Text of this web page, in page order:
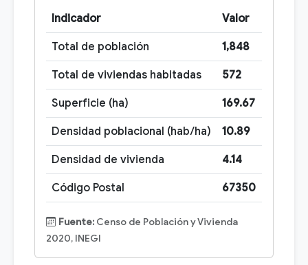
Indicador Valor
Total de población 1,848
Total de viviendas habitadas 572
Superficie (ha) 169.67
Densidad poblacional (hab/ha) 10.89
Densidad de vivienda 4.14
Código Postal 67350
Fuente: Censo de Población y Vivienda
2020, INEGI